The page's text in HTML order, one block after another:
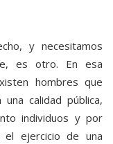
y necesitamos
es otro. En esa
hombres que
calidad pública,
individuos y por
ejercicio de una